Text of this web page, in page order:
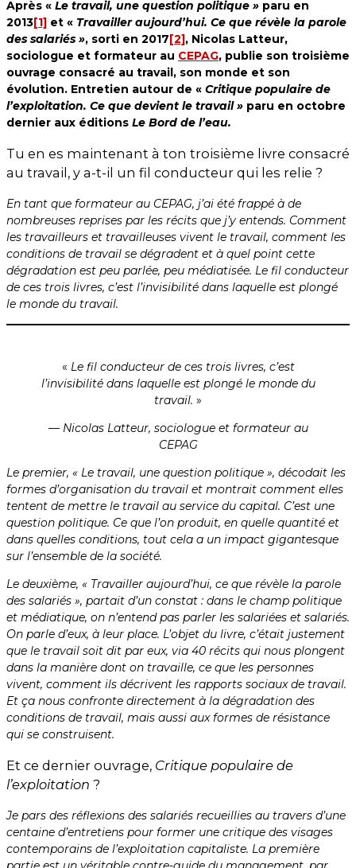
Après « Le travail, une question politique » paru en
2013[1] et « Travailler aujourd’hui. Ce que révèle la parole
des salariés », sorti en 2017[2], Nicolas Latteur,
sociologue et formateur au CEPAG, publie son troisième
ouvrage consacré au travail, son monde et son
évolution. Entretien autour de « Critique populaire de
l’exploitation. Ce que devient le travail » paru en octobre
dernier aux éditions Le Bord de l’eau.
Tu en es maintenant à ton troisième livre consacré
au travail, y a-t-il un fil conducteur qui les relie ?
En tant que formateur au CEPAG, j’ai été frappé à de
nombreuses reprises par les récits que j’y entends. Comment
les travailleurs et travailleuses vivent le travail, comment les
conditions de travail se dégradent et à quel point cette
dégradation est peu parlée, peu médiatisée. Le fil conducteur
de ces trois livres, c’est l’invisibilité dans laquelle est plongé
le monde du travail.
« Le fil conducteur de ces trois livres, c’est
l’invisibilité dans laquelle est plongé le monde du
travail. »
— Nicolas Latteur, sociologue et formateur au
CEPAG
Le premier, « Le travail, une question politique », décodait les
formes d’organisation du travail et montrait comment elles
tentent de mettre le travail au service du capital. C’est une
question politique. Ce que l’on produit, en quelle quantité et
dans quelles conditions, tout cela a un impact gigantesque
sur l’ensemble de la société.
Le deuxième, « Travailler aujourd’hui, ce que révèle la parole
des salariés », partait d’un constat : dans le champ politique
et médiatique, on n’entend pas parler les salariées et salariés.
On parle d’eux, à leur place. L’objet du livre, c’était justement
que le travail soit dit par eux, via 40 récits qui nous plongent
dans la manière dont on travaille, ce que les personnes
vivent, comment ils décrivent les rapports sociaux de travail.
Et ça nous confronte directement à la dégradation des
conditions de travail, mais aussi aux formes de résistance
qui se construisent.
Et ce dernier ouvrage, Critique populaire de
l’exploitation ?
Je pars des réflexions des salariés recueillies au travers d’une
centaine d’entretiens pour former une critique des visages
contemporains de l’exploitation capitaliste. La première